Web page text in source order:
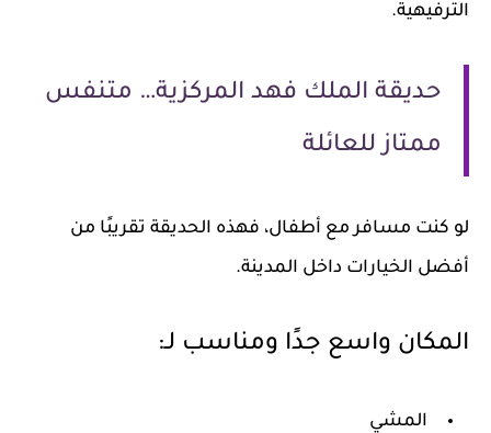
الترفيهية.
حديقة الملك فهد المركزية… متنفس
ممتاز للعائلة
لو كنت مسافر مع أطفال، فهذه الحديقة تقريبًا من
أفضل الخيارات داخل المدينة.
المكان واسع جدًا ومناسب لـ:
المشي